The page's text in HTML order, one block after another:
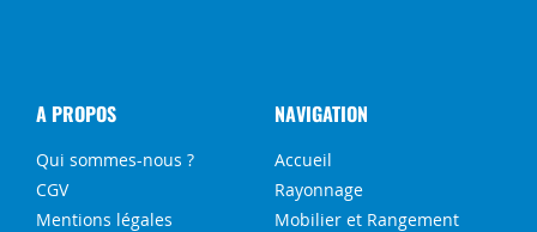
A PROPOS
Qui sommes-nous ?
CGV
Mentions légales
NAVIGATION
Accueil
Rayonnage
Mobilier et Rangement